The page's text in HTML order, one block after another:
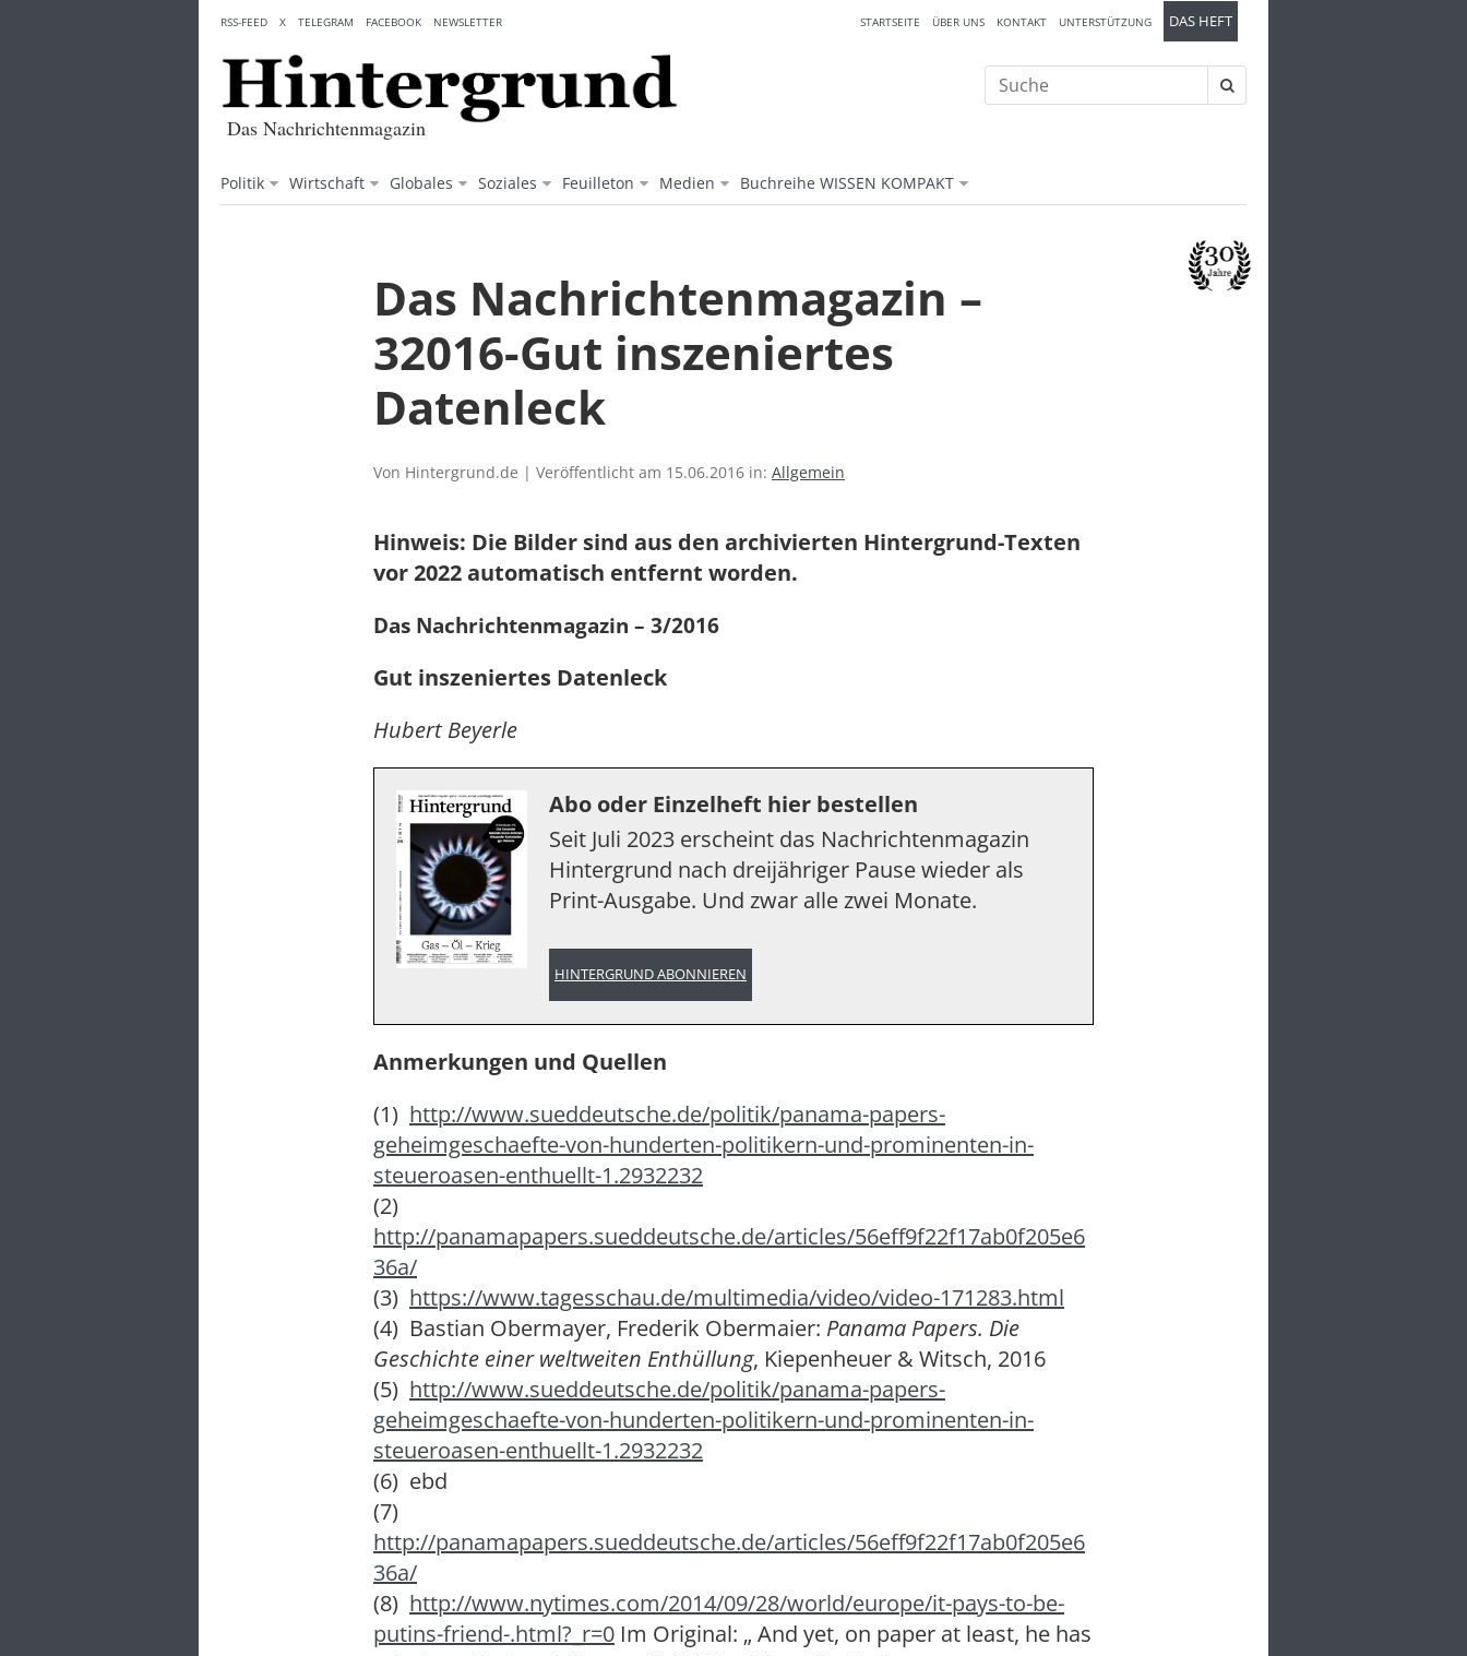
content
Das Nachrichtenmagazin
Politik Wirtschaft Globales Soziales Feuilleton Medien Buchreihe WISSEN KOMPAKT
STARTSEITE ÜBER UNS KONTAKT UNTERSTÜTZUNG DAS HEFT
RSS-FEED X TELEGRAM FACEBOOK NEWSLETTER
Suche
nach:
Das Nachrichtenmagazin –
32016-Gut inszeniertes
Datenleck
Von Hintergrund.de | Veröffentlicht am 15.06.2016 in: Allgemein
Hinweis: Die Bilder sind aus den archivierten Hintergrund-Texten
vor 2022 automatisch entfernt worden.
Das Nachrichtenmagazin – 3/2016
Gut inszeniertes Datenleck
Hubert Beyerle
Abo oder Einzelheft hier bestellen
Seit Juli 2023 erscheint das Nachrichtenmagazin
Hintergrund nach dreijähriger Pause wieder als
Print-Ausgabe. Und zwar alle zwei Monate.
HINTERGRUND ABONNIEREN
Anmerkungen und Quellen
(1) http://www.sueddeutsche.de/politik/panama-papers-
geheimgeschaefte-von-hunderten-politikern-und-prominenten-in-
steueroasen-enthuellt-1.2932232
(2)
http://panamapapers.sueddeutsche.de/articles/56eff9f22f17ab0f205e6
36a/
(3) https://www.tagesschau.de/multimedia/video/video-171283.html
(4) Bastian Obermayer, Frederik Obermaier: Panama Papers. Die
Geschichte einer weltweiten Enthüllung, Kiepenheuer & Witsch, 2016
(5) http://www.sueddeutsche.de/politik/panama-papers-
geheimgeschaefte-von-hunderten-politikern-und-prominenten-in-
steueroasen-enthuellt-1.2932232
(6) ebd
(7)
http://panamapapers.sueddeutsche.de/articles/56eff9f22f17ab0f205e6
36a/
(8) http://www.nytimes.com/2014/09/28/world/europe/it-pays-to-be-
putins-friend-.html?_r=0 Im Original: „ And yet, on paper at least, he has